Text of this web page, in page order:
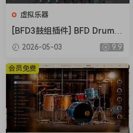
Ierardi, and recording
Soundmirror to capture
instrument.
With a 49GB library, Ivory II
largest single piano in the
Steinway possesses a
captured in its entirety to
notes ringing longer than
up to 20 velocity levels, with
虚拟乐器
[BFD3鼓组插件] BFD Drums
BFD3 v3.5.0.49-R2R [WiN]
2026-05-03 9.9
会员免费